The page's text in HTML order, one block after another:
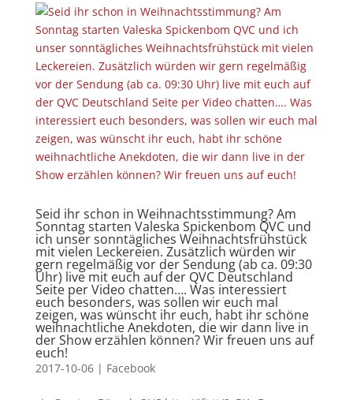
Seid ihr schon in Weihnachtsstimmung? Am
Sonntag starten Valeska Spickenbom QVC und
ich unser sonntägliches Weihnachtsfrühstück
mit vielen Leckereien. Zusätzlich würden wir
gern regelmäßig vor der Sendung (ab ca. 09:30
Uhr) live mit euch auf der QVC Deutschland
Seite per Video chatten…. Was interessiert
euch besonders, was sollen wir euch mal
zeigen, was wünscht ihr euch, habt ihr schöne
weihnachtliche Anekdoten, die wir dann live in
der Show erzählen können? Wir freuen uns auf
euch!
2017-10-06| Facebook